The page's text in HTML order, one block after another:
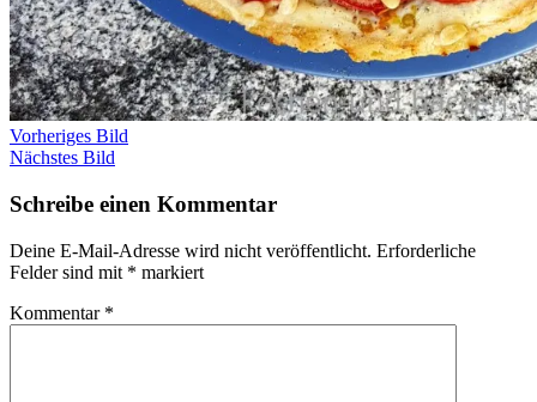
Vorheriges Bild
Nächstes Bild
Schreibe einen Kommentar
Deine E-Mail-Adresse wird nicht veröffentlicht. Erforderliche
Felder sind mit * markiert
Kommentar *